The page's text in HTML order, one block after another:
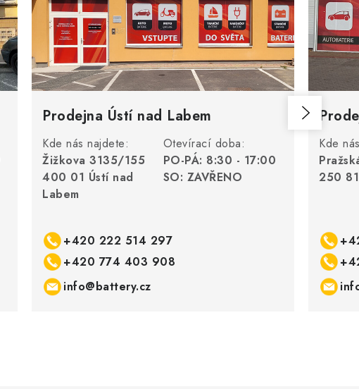
Prodejna Ústí nad Labem
Kde nás najdete:
Žižkova 3135/155
400 01 Ústí nad
Labem
Otevírací doba:
PO-PÁ: 8:30 - 17:00
SO: ZAVŘENO
+420 222 514 297
+420 774 403 908
info@battery.cz
Kde
250